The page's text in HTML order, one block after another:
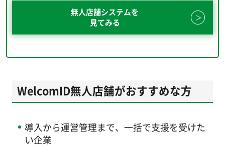
無人店舗システムを
見てみる
WelcomID無人店舗がおすすめな方
導入から運営管理まで、一括で支援を受けた
い企業